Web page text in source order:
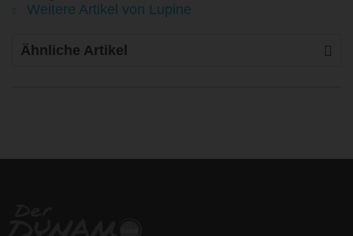
Weitere Artikel von Lupine
Ähnliche Artikel